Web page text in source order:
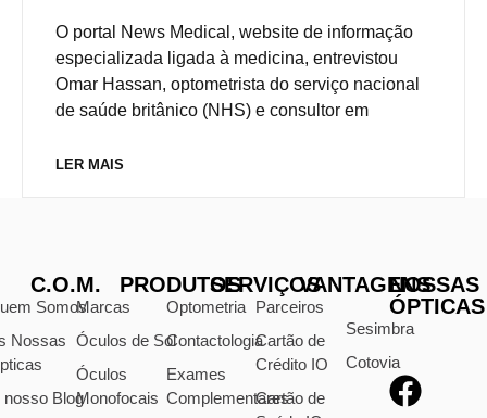
O portal News Medical, website de informação
especializada ligada à medicina, entrevistou
Omar Hassan, optometrista do serviço nacional
de saúde britânico (NHS) e consultor em
LER MAIS
C.O.M.
Somos
Nossas
nosso Blog
PRODUTOS
Marcas
Óculos de Sol
Óculos
Monofocais
SERVIÇOS
Optometria
Contactologia
Exames
Complementares
VANTAGENS
Parceiros
Cartão de
Crédito IO
Cartão de
NOSSAS
ÓPTICAS
Sesimbra
Cotovia